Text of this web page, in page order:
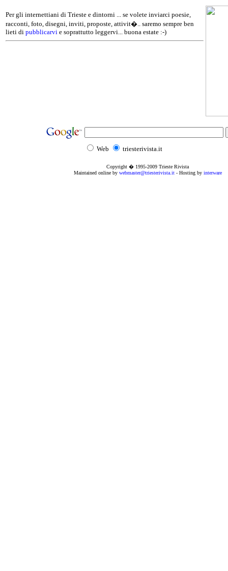
Per gli internettiani di Trieste e dintorni ... se volete inviarci poesie,
racconti, foto, disegni, inviti, proposte, attivit�.. saremo sempre ben
lieti di pubblicarvi e soprattutto leggervi... buona estate :-)
Web triesterivista.it
Copyright � 1995-2009 Trieste Rivista
Maintained online by webmaster@triesterivista.it- Hosting by interware